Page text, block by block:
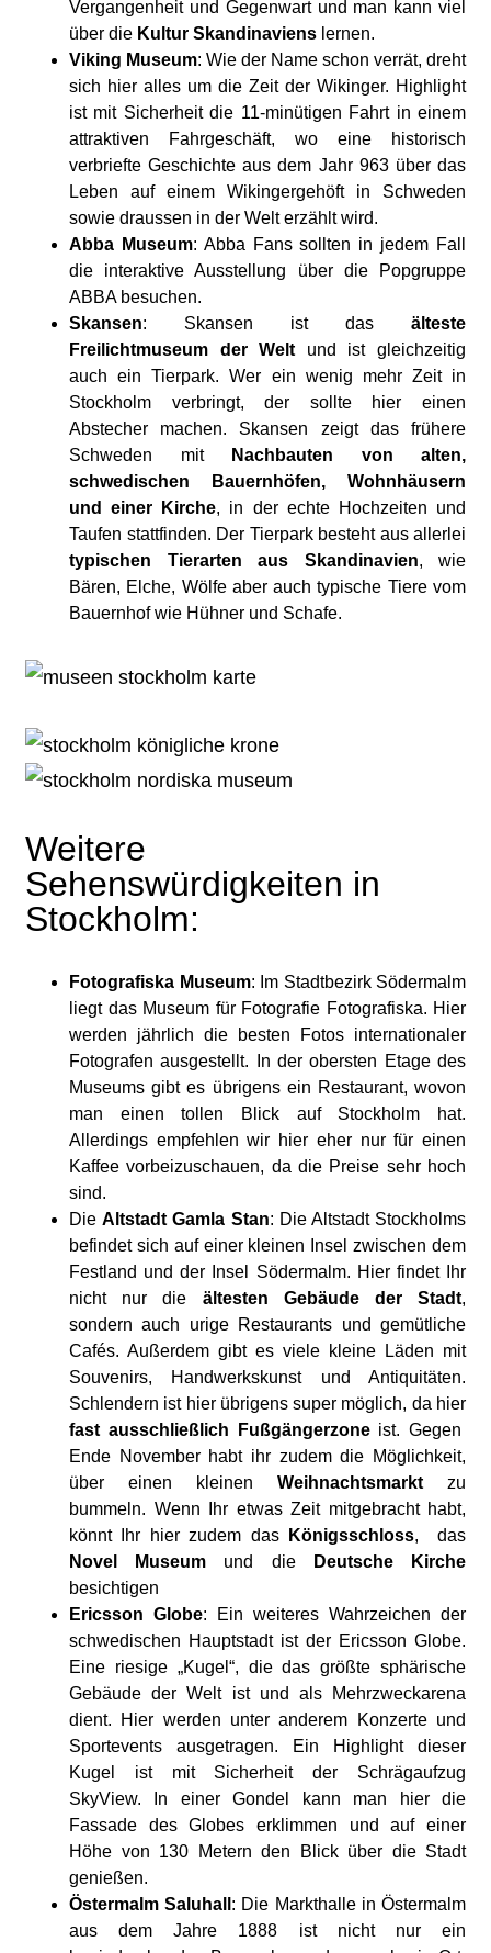
Vergangenheit und Gegenwart und man kann viel
über die Kultur Skandinaviens lernen.
Viking Museum: Wie der Name schon verrät, dreht
sich hier alles um die Zeit der Wikinger. Highlight
ist mit Sicherheit die 11-minütigen Fahrt in einem
attraktiven Fahrgeschäft, wo eine historisch
verbriefte Geschichte aus dem Jahr 963 über das
Leben auf einem Wikingergehöft in Schweden
sowie draussen in der Welt erzählt wird.
Abba Museum: Abba Fans sollten in jedem Fall
die interaktive Ausstellung über die Popgruppe
ABBA besuchen.
Skansen: Skansen ist das älteste
Freilichtmuseum der Welt und ist gleichzeitig
auch ein Tierpark. Wer ein wenig mehr Zeit in
Stockholm verbringt, der sollte hier einen
Abstecher machen. Skansen zeigt das frühere
Schweden mit
Nachbauten von alten,
schwedischen Bauernhöfen, Wohnhäusern
und einer Kirche, in der echte Hochzeiten und
Taufen stattfinden. Der Tierpark besteht aus allerlei
typischen Tierarten aus Skandinavien, wie
Bären, Elche, Wölfe aber auch typische Tiere vom
Bauernhof wie Hühner und Schafe.
Weitere
Sehenswürdigkeiten in
Stockholm:
Fotografiska Museum: Im Stadtbezirk Södermalm
liegt das Museum für Fotografie Fotografiska. Hier
werden jährlich die besten Fotos internationaler
Fotografen ausgestellt. In der obersten Etage des
Museums gibt es übrigens ein Restaurant, wovon
man einen tollen Blick auf Stockholm hat.
Allerdings empfehlen wir hier eher nur für einen
Kaffee vorbeizuschauen, da die Preise sehr hoch
sind.
DieAltstadt Gamla Stan: Die Altstadt Stockholms
befindet sich auf einer kleinen Insel zwischen dem
Festland und der Insel Södermalm. Hier findet Ihr
nicht nur die ältesten Gebäude der Stadt,
sondern auch urige Restaurants und gemütliche
Cafés. Außerdem gibt es viele kleine Läden mit
Souvenirs, Handwerkskunst und Antiquitäten.
Schlendern ist hier übrigens super möglich, da hier
fast ausschließlich Fußgängerzoneist. Gegen
Ende November habt ihr zudem die Möglichkeit,
über einen kleinen Weihnachtsmarkt zu
bummeln. Wenn Ihr etwas Zeit mitgebracht habt,
könnt Ihr hier zudem das
Königsschloss, das
Novel Museum und die
Deutsche Kirche
besichtigen
Ericsson Globe: Ein weiteres Wahrzeichen der
schwedischen Hauptstadt ist der Ericsson Globe.
Eine riesige „Kugel“, die das größte sphärische
Gebäude der Welt ist und als Mehrzweckarena
dient. Hier werden unter anderem Konzerte und
Sportevents ausgetragen. Ein Highlight dieser
Kugel ist mit Sicherheit der Schrägaufzug
SkyView. In einer Gondel kann man hier die
Fassade des Globes erklimmen und auf einer
Höhe von 130 Metern den Blick über die Stadt
genießen.
Östermalm Saluhall : Die Markthalle in Östermalm
aus dem Jahre 1888 ist nicht nur ein